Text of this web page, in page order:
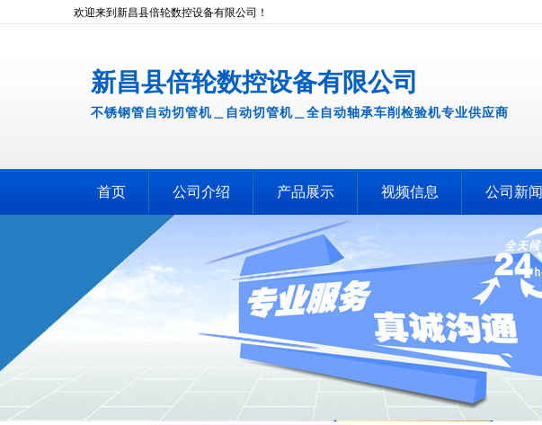
欢迎来到新昌县倍轮数控设备有限公司！
新昌县倍轮数控设备有限公司
不锈钢管自动切管机＿自动切管机＿全自动轴承车削检验机专业供应商
首页 公司介绍 产品展示 视频信息 公司新闻